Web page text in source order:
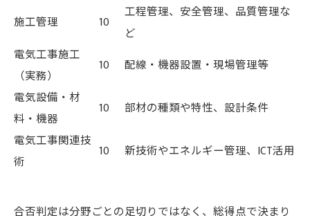
施工管理
10
工程管理、安全管理、品質管理な
ど
電気工事施工
（実務）
10
配線・機器設置・現場管理等
電気設備・材
料・機器
10
部材の種類や特性、設計条件
電気工事関連技
術
10 新技術やエネルギー管理、ICT活用
合否判定は分野ごとの足切りではなく、総得点で決まり